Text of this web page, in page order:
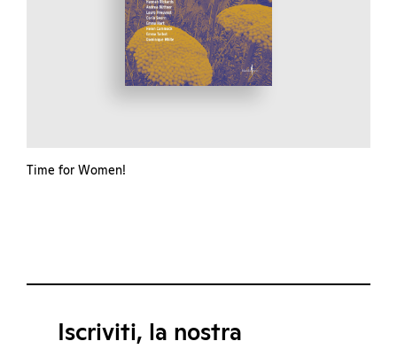
Time for Women!
Iscriviti, la nostra